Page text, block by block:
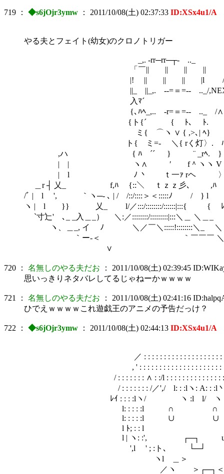
719 ： ◆s6jOjr3ymw ： 2011/10/08(土) 02:37:33 ID:XSx4u1/A
やる夫とフェイト(幼女)のクロノトリガー
_,. -rr─rr─┬- .._
「￣|| || || || /＞ｘ やめて！まっ
|! || || || |l /の
||_ ||_,. -‐=＝=‐- .._/,NEX/ 恐竜人
入ﾏ´ ｀ </
{､ﾊﾍ_,.. -r=＝=‐- .._ /∧ 願い
{ト{´ { ﾄ､ ﾄ. ｀
ミ{ ⌒ヽ ∨ { ,>､| ﾍ} i あなた
ト{ ミ=- ＼{ rく灯〉.
,ハ { ﾊ ´´ } ¨ _rﾍ. } | この大地
| | ヽ∧ ′ f＾ヽヽ V
| l ﾉ 丶 ｔ一ｧ rヘ 〉 l ほと
＿r ┤ 乂_ f,ﾊ {::＼ ｔｚｚ彡､ ,ﾊ
/ﾞ | l ', ｀ヽ─- ､ | / /::/::::＞＜:::::ﾉ / } l まっ
ヽ | l }} 乂_ l/／:::/::::::::/::::::|:::{ { ﾚ
`寸辷' ､_ _入＿_） ＼:／::::::::/:::::::::|:::＼＿ ＼
ヽ、＿_, イ ﾉ ＼／￣＼:::::!::::::::＼_ ＼
｀ー‐＜ ｀￣￣￣ ＼ <｀:..､ ＼
∨ ＼＼:::＼
720 ： 名無しのやる夫だお ： 2011/10/08(土) 02:39:45
思いっきりネタバレしてるじゃねーかｗｗｗｗ
721 ： 名無しのやる夫だお ： 2011/10/08(土) 02:41:16
ひでえｗｗｗｗこれ遊戯王のアニメの予告だっけ？
722 ： ◆s6jOjr3ymw ： 2011/10/08(土) 02:44:13 ID:XSx4u1/A
／ : : : : : : : : : : : : : : : : : : : : :
, ' : : : : : : : : : : : : : : : : : : : : : : : :
/ : : : : : : : ∧ : :/l : : : : : : : : : : : : : : : :
/ : : : : : : : /／',/ l: : :lヽ: A: : :l丶: : :
ﾚｲ : : : :lヽ/ ヽ :l l/ ヽ l丶l : :
l: : : : :l ∩ ∩ l: : : :
l: : : : :l ∪ ∪ ﾘ : :
l ﾄ; : : l l : :
l | ヽ: :', ┌─┐ u. ∧:
',l ' ; :ト､ └─┘ ＜: :
ヽl ＿＞ ≦ /:
／ヽ ＞┌─┐＜/／￣＼ 夢